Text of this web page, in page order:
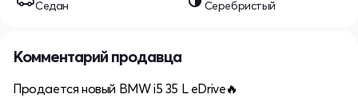
Седан
Серебристый
Комментарий продавца
Продается новый BMW i5 35 L eDrive🔥